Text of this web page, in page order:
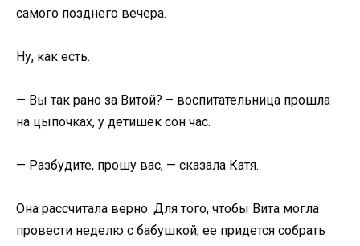
самого позднего вечера.
Ну, как есть.
— Вы так рано за Витой? – воспитательница прошла
на цыпочках, у детишек сон час.
— Разбудите, прошу вас, — сказала Катя.
Она рассчитала верно. Для того, чтобы Вита могла
провести неделю с бабушкой, ее придется собрать